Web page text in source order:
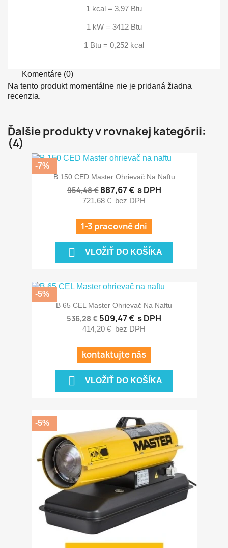
1 kcal = 3,97 Btu
1 kW = 3412 Btu
1 Btu = 0,252 kcal
Komentáre (0)
Na tento produkt momentálne nie je pridaná žiadna
recenzia.
Ďalšie produkty v rovnakej kategórii:
(4)
B 150 CED Master Ohrievač Na Naftu
954,48 € 887,67 € s DPH
721,68 € bez DPH
1-3 pracovné dni
 VLOŽIŤ DO KOŠÍKA
-7%
B 65 CEL Master Ohrievač Na Naftu
536,28 € 509,47 € s DPH
414,20 € bez DPH
kontaktujte nás
 VLOŽIŤ DO KOŠÍKA
-5%
-5%